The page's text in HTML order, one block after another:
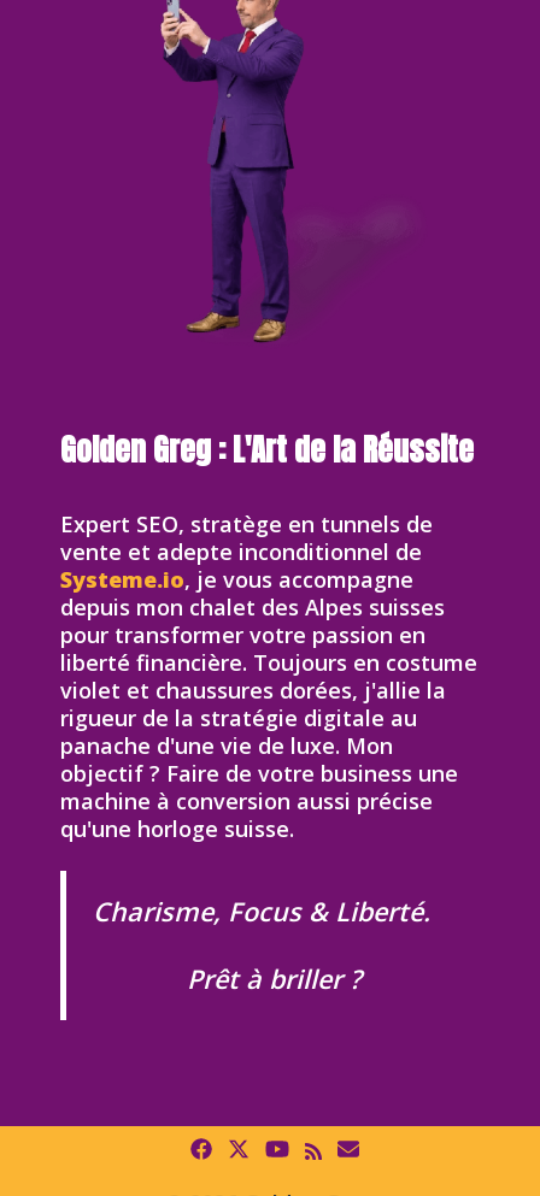
Golden Greg : L'Art de la Réussite
Expert SEO, stratège en tunnels de
vente et adepte inconditionnel de
Systeme.io, je vous accompagne
depuis mon chalet des Alpes suisses
pour transformer votre passion en
liberté financière. Toujours en costume
violet et chaussures dorées, j'allie la
rigueur de la stratégie digitale au
panache d'une vie de luxe. Mon
objectif ? Faire de votre business une
machine à conversion aussi précise
qu'une horloge suisse.
Charisme, Focus & Liberté.
Prêt à briller ?